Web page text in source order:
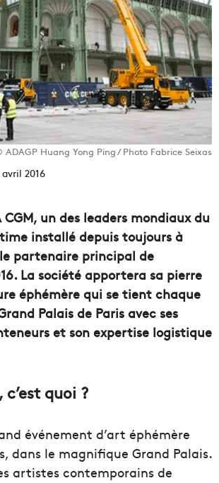
ADAGP Huang Yong Ping / Photo Fabrice Seixas
2016
CGM, un des leaders mondiaux du
installé depuis toujours à
partenaire principal de
La société apportera sa pierre
éphémère qui se tient chaque
Palais de Paris avec ses
et son expertise logistique
quoi ?
événement d’art éphémère
dans le magnifique Grand Palais.
artistes contemporains de